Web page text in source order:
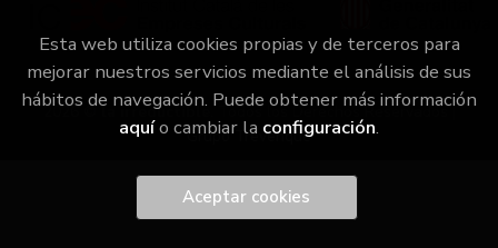
2026 ©la irreductible . Todos los Derechos Reservados |
Grupo Trevenque
Esta web utiliza cookies propias y de terceros para
mejorar nuestros servicios mediante el análisis de sus
hábitos de navegación. Puede obtener más información
aquío cambiar la configuración.
Aceptar cookies